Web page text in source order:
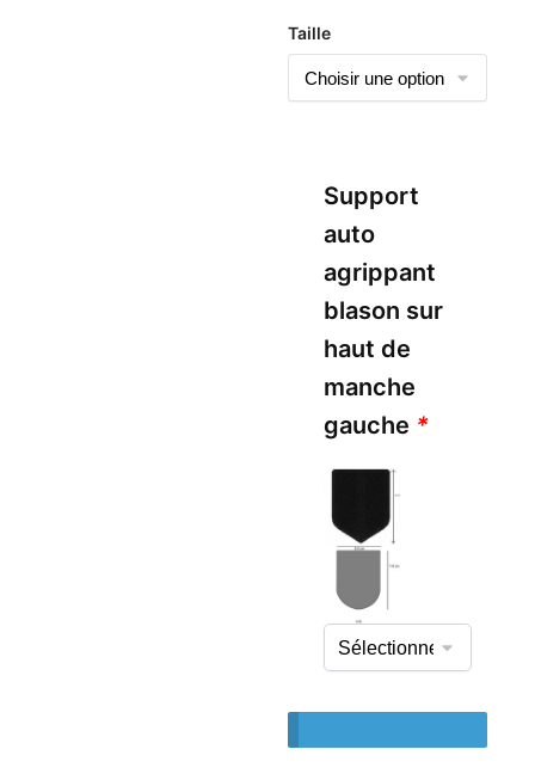
Taille
Support
auto
agrippant
blason sur
haut de
manche
gauche *